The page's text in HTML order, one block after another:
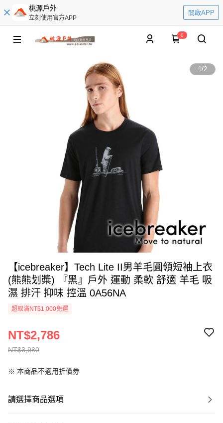
桃源戶外
立刻使用官方APP
開啟APP
0
1/2
【icebreaker】Tech Lite II男羊毛圓領短袖上衣
(熊熊划槳) 『黑』戶外 運動 柔軟 舒適 羊毛 吸
濕 排汗 抑味 控溫 0A56NA
超取滿NT$1,000免運
NT$3,980
NT$2,786
※ 本商品不適用折價券
請選擇商品選項